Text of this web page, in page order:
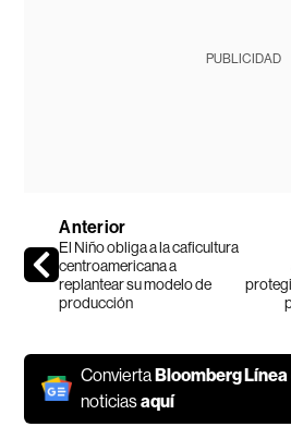
PUBLICIDAD
Anterior
El Niño obliga a la caficultura
centroamericana a
replantear su modelo de
producción
ConviertaBloomberg Línea
noticiasaquí